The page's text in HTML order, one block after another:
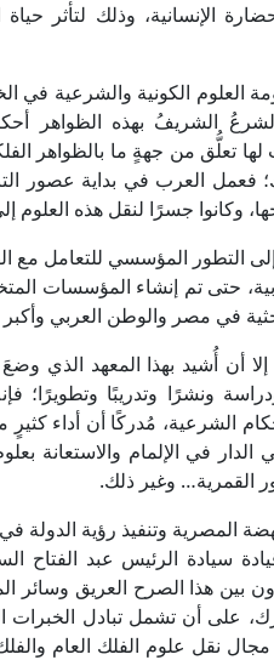
الإنسانية، وذلك لتأثر
الكونية والشرعية في
الشريفُ بهذه الظواهر
تعلُّق من جهةٍ ما بالظواهر
فعمل العرب في بداية
وكانوا جسرًا لنقل هذه العلوم
التطور المؤسسي للتعامل مع
حتى تم إنشاء المؤسسات
في مصر والوطن العربي
أن أُشيد بهذا المعهد الذي
ونشرًا وتدريبًا وتطويرًا؛
الشرعية، مُدركًا أن أداء
الدار في الإلمام والاستعانة
القمرية… وغير ذلك.
المصرية وتنفيذ رؤية الدولة
سيادة الرئيس عبد الفتاح
بين هذا الصرح العريق وسائر
على أن تشمل تبادل الخبرات
مجال نقل علوم الفلك العام